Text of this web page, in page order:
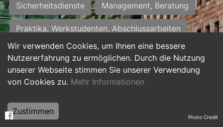
Wir verwenden Cookies, um Ihnen eine bessere
Nutzererfahrung zu ermöglichen. Durch die Nutzung
unserer Webseite stimmen Sie unserer Verwendung
von Cookies zu. Mehr Informationen
Zustimmen
Sicherheitsdienste Management, Beratung
Praktika, Werkstudenten, Abschlussarbeiten
Personalwesen Assistenz, Sekretariat
Hilfskräfte, Aushilfs- und Nebenjobs
Weiterbildung, Studium, duale Ausbildung Photo Credit